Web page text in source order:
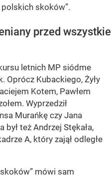
skoków”.
przed wszystkie
letnich MP siódme
Oprócz Kubackiego, Żyły
Kotem, Pawłem
Wyprzedził
Murańkę czy Jana
też Andrzej Stękała,
A, który zajął odległe
mówi sam